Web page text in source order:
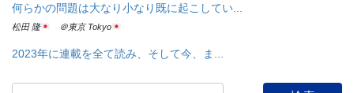
何らかの問題は大なり小なり既に起こしてい...
松田 隆 ＠東京 Tokyo
2023年に連載を全て読み、そして今、ま...